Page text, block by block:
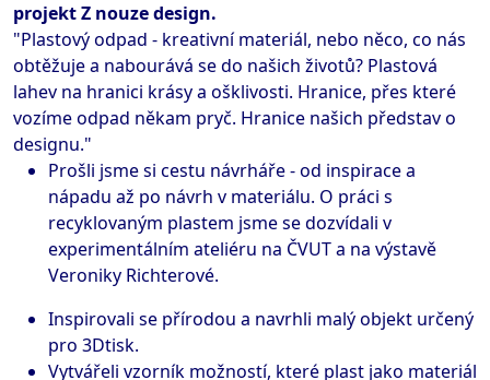
projekt Z nouze design.
"Plastový odpad - kreativní materiál, nebo něco, co nás
obtěžuje a nabourává se do našich životů? Plastová
lahev na hranici krásy a ošklivosti. Hranice, přes které
vozíme odpad někam pryč. Hranice našich představ o
designu."
Prošli jsme si cestu návrháře - od inspirace a
nápadu až po návrh v materiálu. O práci s
recyklovaným plastem jsme se dozvídali v
experimentálním ateliéru na ČVUT a na výstavě
Veroniky Richterové.
Inspirovali se přírodou a navrhli malý objekt určený
pro 3Dtisk.
Vytvářeli vzorník možností, které plast jako materiál